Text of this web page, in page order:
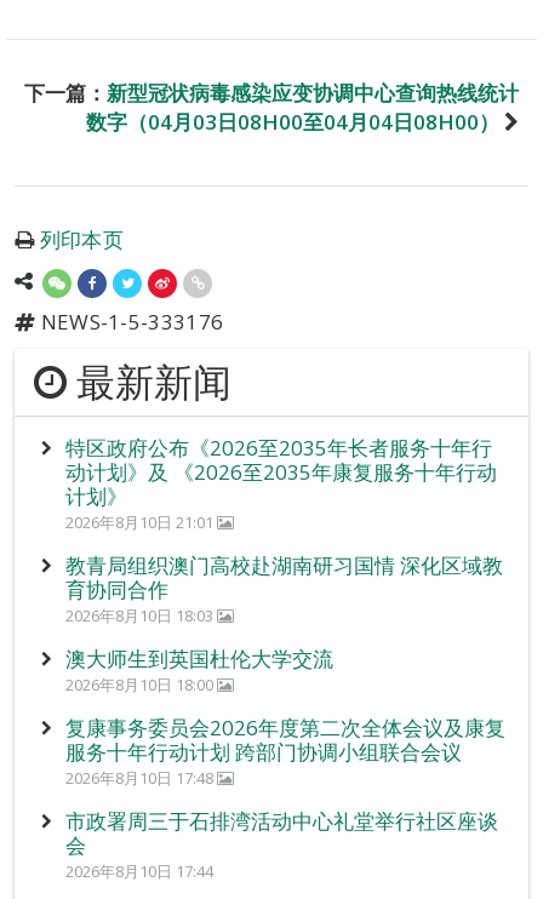
下一篇： 新型冠状病毒感染应变协调中心查询热线统计
数字（04月03日08H00至04月04日08H00）
列印本页
NEWS-1-5-333176
最新新闻
特区政府公布《2026至2035年长者服务十年行
动计划》及 《2026至2035年康复服务十年行动
计划》
2026年8月10日 21:01
教青局组织澳门高校赴湖南研习国情 深化区域教
育协同合作
2026年8月10日 18:03
澳大师生到英国杜伦大学交流
2026年8月10日 18:00
复康事务委员会2026年度第二次全体会议及康复
服务十年行动计划 跨部门协调小组联合会议
2026年8月10日 17:48
市政署周三于石排湾活动中心礼堂举行社区座谈
会
2026年8月10日 17:44